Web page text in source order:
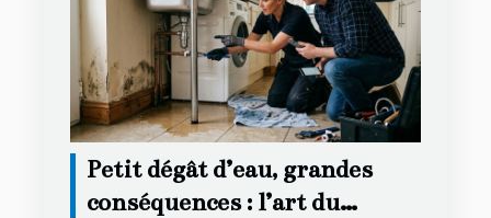
Petit dégât d’eau, grandes
conséquences : l’art du